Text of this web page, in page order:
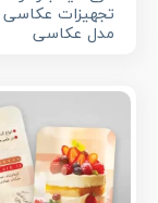
تجهیزات
مدل عکاسی